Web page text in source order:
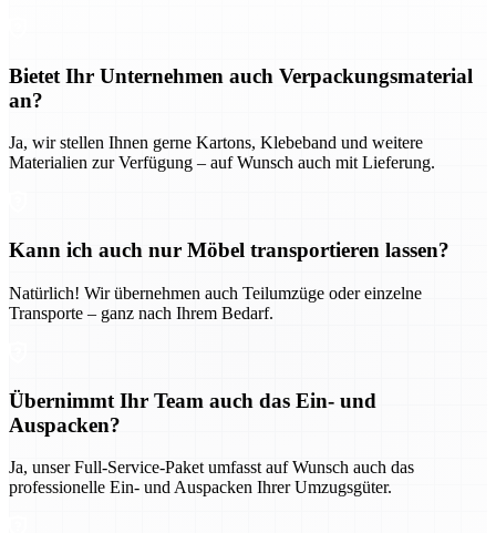
Bietet Ihr Unternehmen auch Verpackungsmaterial
an?
Ja, wir stellen Ihnen gerne Kartons, Klebeband und weitere
Materialien zur Verfügung – auf Wunsch auch mit Lieferung.
Kann ich auch nur Möbel transportieren lassen?
Natürlich! Wir übernehmen auch Teilumzüge oder einzelne
Transporte – ganz nach Ihrem Bedarf.
Übernimmt Ihr Team auch das Ein- und
Auspacken?
Ja, unser Full-Service-Paket umfasst auf Wunsch auch das
professionelle Ein- und Auspacken Ihrer Umzugsgüter.